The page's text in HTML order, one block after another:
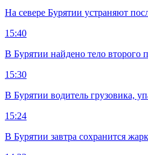
На севере Бурятии устраняют
15:40
В Бурятии найдено тело второго
15:30
В Бурятии водитель грузовика,
15:24
В Бурятии завтра сохранится